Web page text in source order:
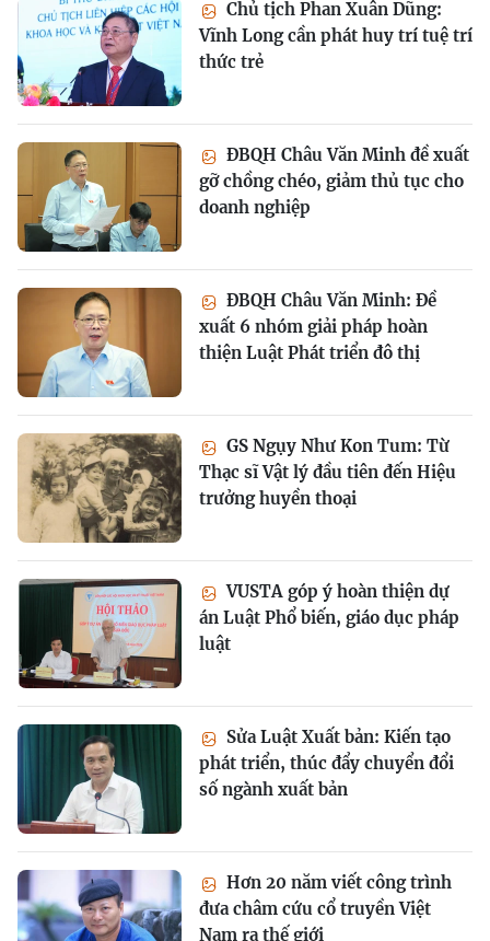
Chủ tịch Phan Xuân Dũng:
Vĩnh Long cần phát huy trí tuệ trí
thức trẻ
ĐBQH Châu Văn Minh đề xuất
gỡ chồng chéo, giảm thủ tục cho
doanh nghiệp
ĐBQH Châu Văn Minh: Đề
xuất 6 nhóm giải pháp hoàn
thiện Luật Phát triển đô thị
GS Ngụy Như Kon Tum: Từ
Thạc sĩ Vật lý đầu tiên đến Hiệu
trưởng huyền thoại
VUSTA góp ý hoàn thiện dự
án Luật Phổ biến, giáo dục pháp
luật
Sửa Luật Xuất bản: Kiến tạo
phát triển, thúc đẩy chuyển đổi
số ngành xuất bản
Hơn 20 năm viết công trình
đưa châm cứu cổ truyền Việt
Nam ra thế giới